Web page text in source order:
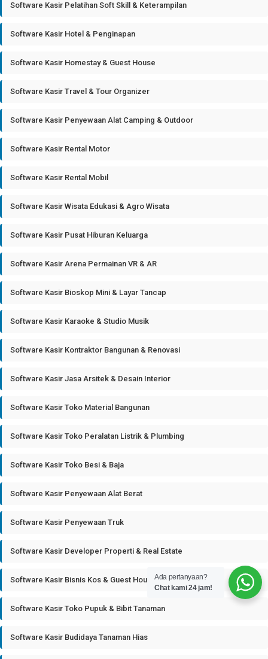
Software Kasir Pelatihan Soft Skill & Keterampilan
Software Kasir Hotel & Penginapan
Software Kasir Homestay & Guest House
Software Kasir Travel & Tour Organizer
Software Kasir Penyewaan Alat Camping & Outdoor
Software Kasir Rental Motor
Software Kasir Rental Mobil
Software Kasir Wisata Edukasi & Agro Wisata
Software Kasir Pusat Hiburan Keluarga
Software Kasir Arena Permainan VR & AR
Software Kasir Bioskop Mini & Layar Tancap
Software Kasir Karaoke & Studio Musik
Software Kasir Kontraktor Bangunan & Renovasi
Software Kasir Jasa Arsitek & Desain Interior
Software Kasir Toko Material Bangunan
Software Kasir Toko Peralatan Listrik & Plumbing
Software Kasir Toko Besi & Baja
Software Kasir Penyewaan Alat Berat
Software Kasir Penyewaan Truk
Software Kasir Developer Properti & Real Estate
Software Kasir Bisnis Kos & Guest House
Software Kasir Toko Pupuk & Bibit Tanaman
Software Kasir Budidaya Tanaman Hias
Ada pertanyaan?
Chat kami 24 jam!